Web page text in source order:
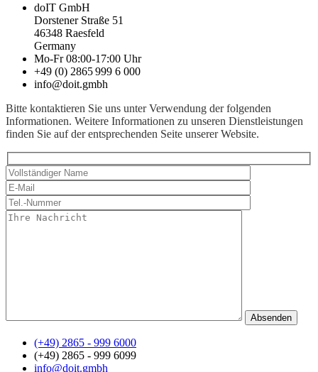
doIT GmbH
Dorstener Straße 51
46348 Raesfeld
Germany
Mo-Fr 08:00-17:00 Uhr
+49 (0) 2865 999 6 000
info@doit.gmbh
Bitte kontaktieren Sie uns unter Verwendung der folgenden
Informationen. Weitere Informationen zu unseren Dienstleistungen
finden Sie auf der entsprechenden Seite unserer Website.
(+49) 2865 - 999 6000
(+49) 2865 - 999 6099
info@doit.gmbh